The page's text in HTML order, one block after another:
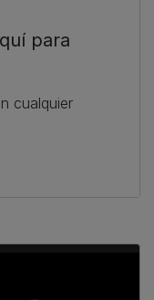
para
cualquier